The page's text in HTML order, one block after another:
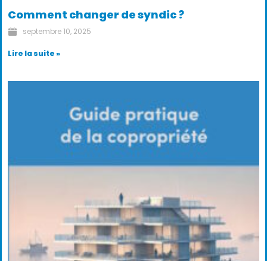
Comment changer de syndic ?
septembre 10, 2025
Lire la suite »